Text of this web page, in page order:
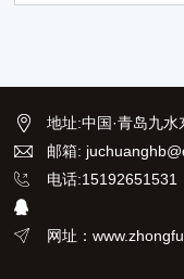
地址:中国·青岛九
邮箱:
电话:15192651531
网址：